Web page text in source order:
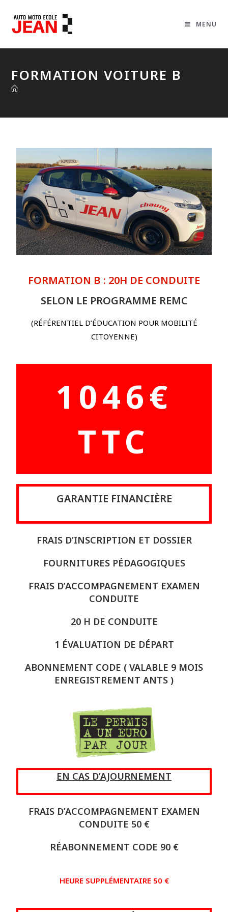
MENU
FORMATION VOITURE B
FORMATION B : 20H DE CONDUITE
SELON LE PROGRAMME REMC
(RÉFÉRENTIEL D’ÉDUCATION POUR MOBILITÉ
CITOYENNE)
1046€
TTC
GARANTIE FINANCIÈRE
FRAIS D’INSCRIPTION ET DOSSIER
FOURNITURES PÉDAGOGIQUES
FRAIS D’ACCOMPAGNEMENT EXAMEN
CONDUITE
20 H DE CONDUITE
1 ÉVALUATION DE DÉPART
ABONNEMENT CODE ( VALABLE 9 MOIS
ENREGISTREMENT ANTS )
EN CAS D’AJOURNEMENT
FRAIS D’ACCOMPAGNEMENT EXAMEN
CONDUITE 50 €
RÉABONNEMENT CODE 90 €
HEURE SUPPLÉMENTAIRE 50 €